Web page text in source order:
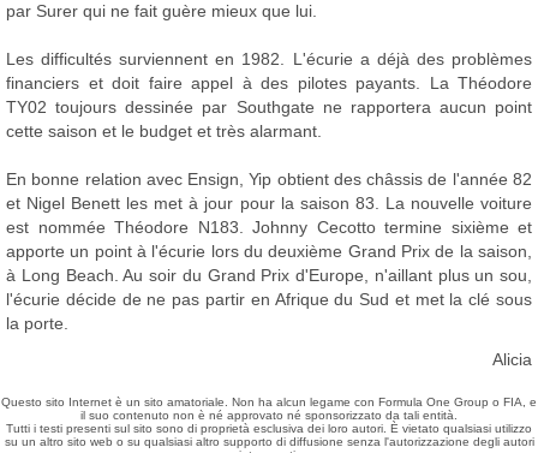
par Surer qui ne fait guère mieux que lui.
Les difficultés surviennent en 1982. L'écurie a déjà des problèmes
financiers et doit faire appel à des pilotes payants. La Théodore
TY02 toujours dessinée par Southgate ne rapportera aucun point
cette saison et le budget et très alarmant.
En bonne relation avec Ensign, Yip obtient des châssis de l'année 82
et Nigel Benett les met à jour pour la saison 83. La nouvelle voiture
est nommée Théodore N183. Johnny Cecotto termine sixième et
apporte un point à l'écurie lors du deuxième Grand Prix de la saison,
à Long Beach. Au soir du Grand Prix d'Europe, n'aillant plus un sou,
l'écurie décide de ne pas partir en Afrique du Sud et met la clé sous
la porte.
Alicia
Questo sito Internet è un sito amatoriale. Non ha alcun legame con Formula One Group o FIA, e
il suo contenuto non è né approvato né sponsorizzato da tali entità.
Tutti i testi presenti sul sito sono di proprietà esclusiva dei loro autori. È vietato qualsiasi utilizzo
su un altro sito web o su qualsiasi altro supporto di diffusione senza l'autorizzazione degli autori